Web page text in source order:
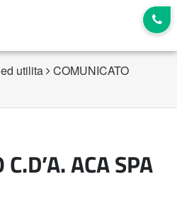
utilita
COMUNICATO
ACA SPA